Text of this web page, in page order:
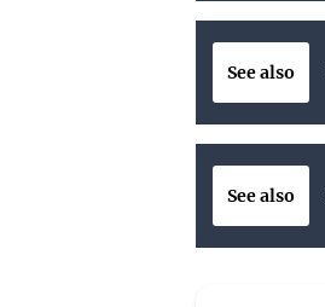
See also
See also